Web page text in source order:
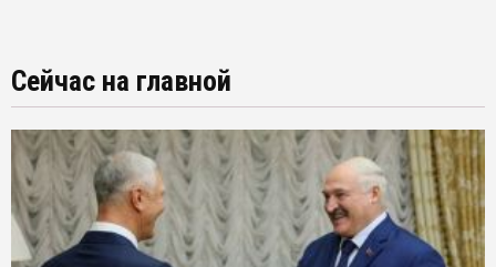
Сейчас на главной